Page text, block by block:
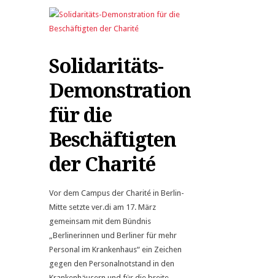
Solidaritäts-
Demonstration
für die
Beschäftigten
der Charité
Vor dem Campus der Charité in Berlin-
Mitte setzte ver.di am 17. März
gemeinsam mit dem Bündnis
„Berlinerinnen und Berliner für mehr
Personal im Krankenhaus“ ein Zeichen
gegen den Personalnotstand in den